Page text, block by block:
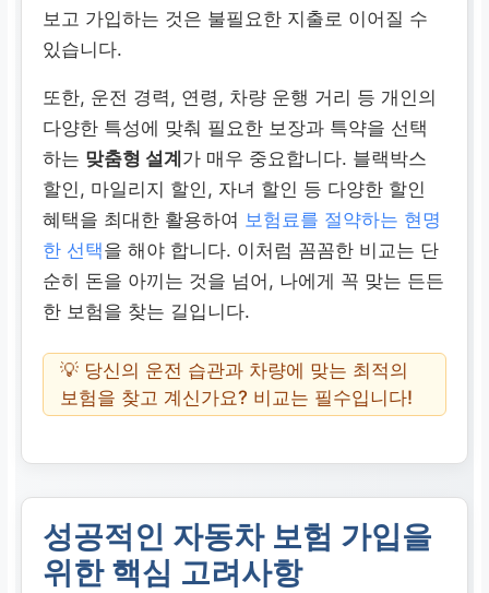
보고 가입하는 것은 불필요한 지출로 이어질 수
있습니다.
또한, 운전 경력, 연령, 차량 운행 거리 등 개인의
다양한 특성에 맞춰 필요한 보장과 특약을 선택
하는 맞춤형 설계가 매우 중요합니다. 블랙박스
할인, 마일리지 할인, 자녀 할인 등 다양한 할인
혜택을 최대한 활용하여 보험료를 절약하는 현명
한 선택을 해야 합니다. 이처럼 꼼꼼한 비교는 단
순히 돈을 아끼는 것을 넘어, 나에게 꼭 맞는 든든
한 보험을 찾는 길입니다.
💡 당신의 운전 습관과 차량에 맞는 최적의
보험을 찾고 계신가요? 비교는 필수입니다!
성공적인 자동차 보험 가입을
위한 핵심 고려사항